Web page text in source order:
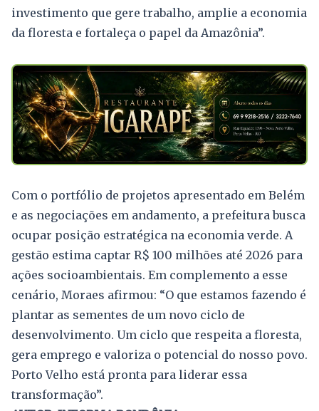
investimento que gere trabalho, amplie a economia
da floresta e fortaleça o papel da Amazônia”.
Com o portfólio de projetos apresentado em Belém
e as negociações em andamento, a prefeitura busca
ocupar posição estratégica na economia verde. A
gestão estima captar R$ 100 milhões até 2026 para
ações socioambientais. Em complemento a esse
cenário, Moraes afirmou: “O que estamos fazendo é
plantar as sementes de um novo ciclo de
desenvolvimento. Um ciclo que respeita a floresta,
gera emprego e valoriza o potencial do nosso povo.
Porto Velho está pronta para liderar essa
transformação”.